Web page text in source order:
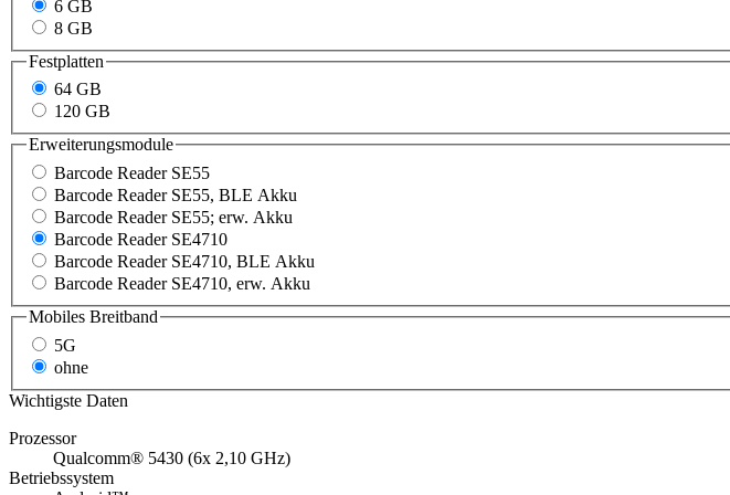
6 GB
8 GB
Festplatten
64 GB
120 GB
Erweiterungsmodule
Barcode Reader SE55
Barcode Reader SE55, BLE Akku
Barcode Reader SE55; erw. Akku
Barcode Reader SE4710
Barcode Reader SE4710, BLE Akku
Barcode Reader SE4710, erw. Akku
Mobiles Breitband
5G
ohne
Wichtigste Daten
Prozessor
Qualcomm® 5430 (6x 2,10 GHz)
Betriebssystem